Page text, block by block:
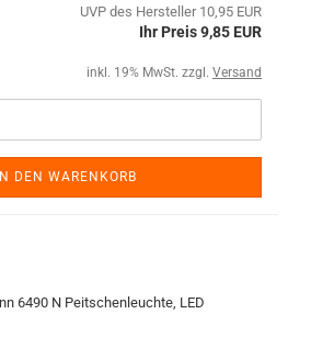
UVP des Hersteller 10,95 EUR
Ihr Preis 9,85 EUR
inkl. 19% MwSt. zzgl. Versand
IN DEN WARENKORB